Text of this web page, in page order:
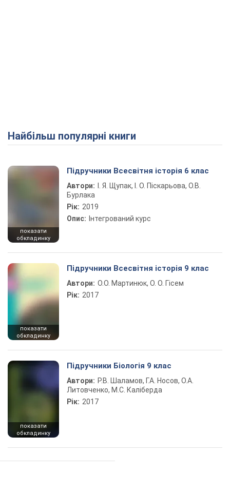
Найбільш популярні книги
показати
обкладинку
Підручники Всесвітня історія 6 клас
Автори:
І. Я. Щупак, І. О. Піскарьова, О.В.
Бурлака
Рік: 2019
Опис: Інтегрований курс
показати
обкладинку
Підручники Всесвітня історія 9 клас
Автори: О.О. Мартинюк, О. О. Гісем
Рік: 2017
показати
обкладинку
Підручники Біологія 9 клас
Автори: Р.В. Шаламов, Г.А. Носов, О.А.
Литовченко, М.С. Каліберда
Рік: 2017